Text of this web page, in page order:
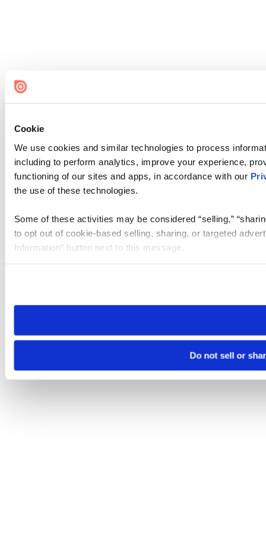
Cookie
We use cookies and similar technologies to process
including to perform analytics, improve your experience,
functioning of our sites and apps, in accordance with our
the use of these technologies.
Some of these activities may be considered “selling,”
to opt out of cookie-based selling, sharing, or targeted
Information” button next to this message.
need to be set again.
Do not sell or